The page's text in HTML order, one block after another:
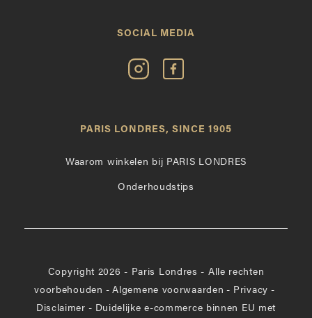
SOCIAL MEDIA
Volg
Paris
Instagram
Vind
op
PARIS LONDRES, SINCE 1905
Waarom winkelen bij PARIS LONDRES
Onderhoudstips
Copyright 2026 - Paris Londres - Alle rechten
voorbehouden - Algemene voorwaarden - Privacy -
Disclaimer - Duidelijke e-commerce binnen EU met